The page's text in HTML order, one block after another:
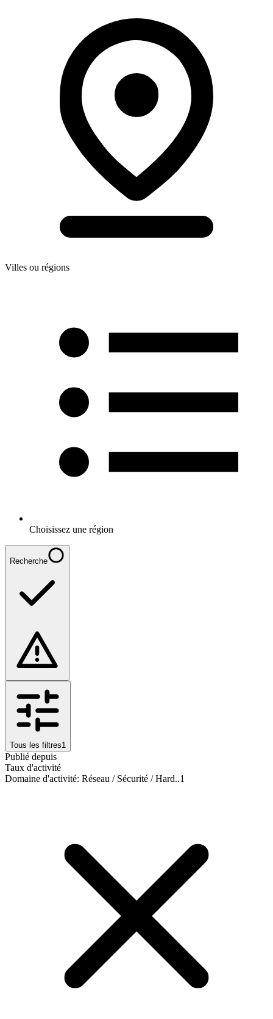
Villes ou régions
Choisissez une région
Recherche
Tous les filtres1
Publié depuis
Taux d'activité
Domaine d'activité: Réseau / Sécurité / Hard..1